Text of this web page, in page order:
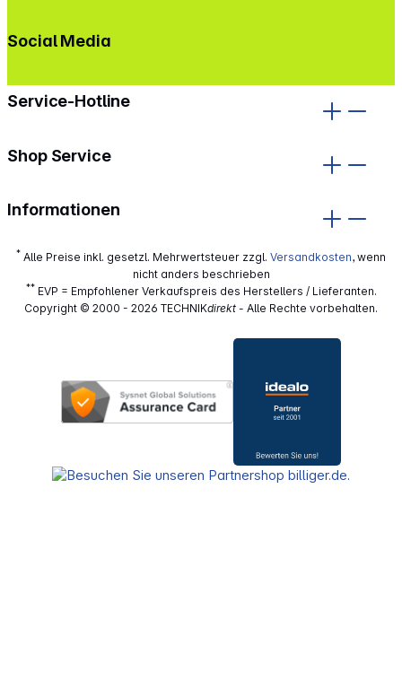
Service-Hotline
Shop Service
Informationen
Social Media
* Alle Preise inkl. gesetzl. Mehrwertsteuer zzgl. Versandkosten, wenn
nicht anders beschrieben
** EVP = Empfohlener Verkaufspreis des Herstellers / Lieferanten.
Copyright © 2000 - 2026 TECHNIKdirekt - Alle Rechte vorbehalten.